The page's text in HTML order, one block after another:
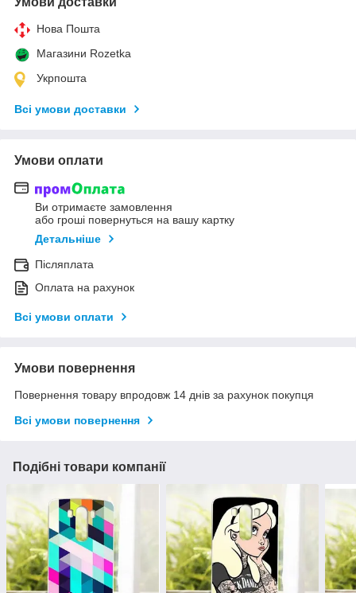
Нова Пошта
Магазини Rozetka
Укрпошта
Всі умови доставки
Умови оплати
Ви отримаєте замовлення
або гроші повернуться на вашу картку
Детальніше
Післяплата
Оплата на рахунок
Всі умови оплати
Умови повернення
Повернення товару впродовж 14 днів за рахунок покупця
Всі умови повернення
Подібні товари компанії